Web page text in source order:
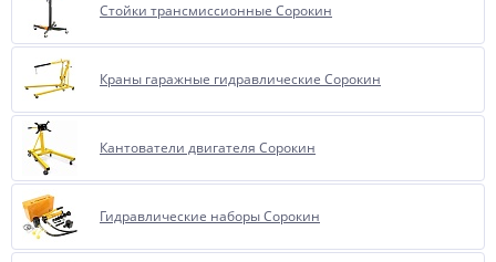
Стойки трансмиссионные Сорокин
Краны гаражные гидравлические Сорокин
Кантователи двигателя Сорокин
Гидравлические наборы Сорокин